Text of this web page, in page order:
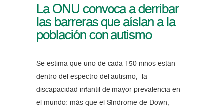
La ONU convoca a derribar
las barreras que aíslan a la
población con autismo
Se estima que uno de cada 150 niños están
dentro del espectro del autismo, la
discapacidad infantil de mayor prevalencia en
el mundo: más que el Síndrome de Down,